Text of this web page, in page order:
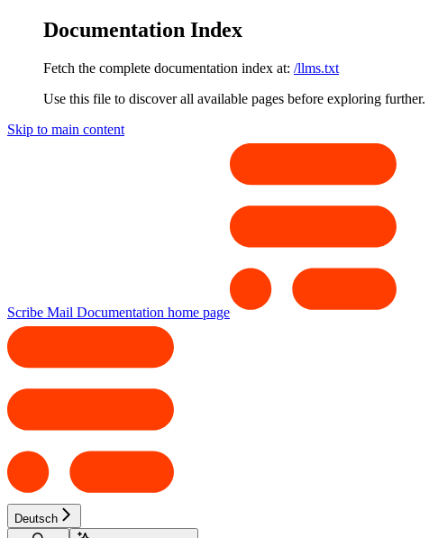
Documentation Index
Fetch the complete documentation index at: /llms.txt
Use this file to discover all available pages before exploring further.
Skip to main content
Scribe Mail Documentation home page
Deutsch